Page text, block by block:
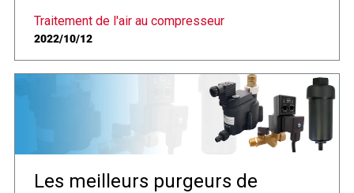
Traitement de l'air au compresseur
2022/10/12
Les meilleurs purgeurs de